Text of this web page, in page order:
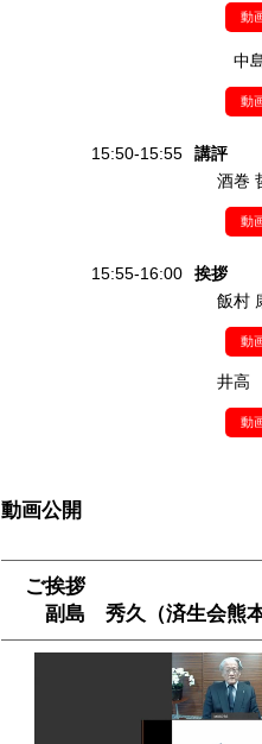
動
中
動
15:50-15:55
講評
酒巻
動
15:55-16:00
挨拶
飯村
動
井高
動
動画公開
ご挨拶
副島 秀久（済生会熊本